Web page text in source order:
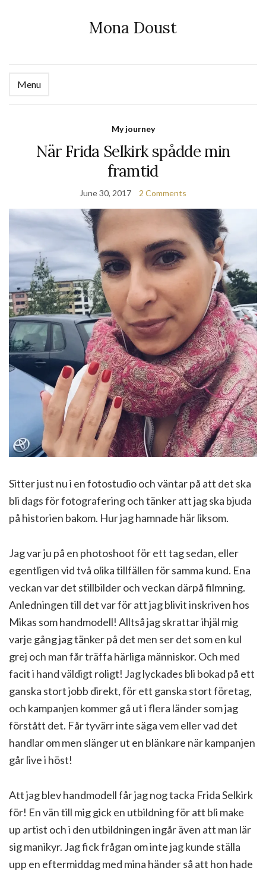
Mona Doust
Menu
My journey
När Frida Selkirk spådde min
framtid
June 30, 2017 2 Comments
Sitter just nu i en fotostudio och väntar på att det ska
bli dags för fotografering och tänker att jag ska bjuda
på historien bakom. Hur jag hamnade här liksom.
Jag var ju på en photoshoot för ett tag sedan, eller
egentligen vid två olika tillfällen för samma kund. Ena
veckan var det stillbilder och veckan därpå filmning.
Anledningen till det var för att jag blivit inskriven hos
Mikas som handmodell! Alltså jag skrattar ihjäl mig
varje gång jag tänker på det men ser det som en kul
grej och man får träffa härliga människor. Och med
facit i hand väldigt roligt! Jag lyckades bli bokad på ett
ganska stort jobb direkt, för ett ganska stort företag,
och kampanjen kommer gå ut i flera länder som jag
förstått det. Får tyvärr inte säga vem eller vad det
handlar om men slänger ut en blänkare när kampanjen
går live i höst!
Att jag blev handmodell får jag nog tacka Frida Selkirk
för! En vän till mig gick en utbildning för att bli make
up artist och i den utbildningen ingår även att man lär
sig manikyr. Jag fick frågan om inte jag kunde ställa
upp en eftermiddag med mina händer så att hon hade